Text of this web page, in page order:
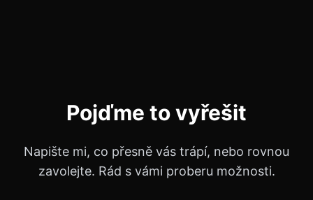
Pojďme to vyřešit
Napište mi, co přesně vás trápí, nebo rovnou
zavolejte. Rád s vámi proberu možnosti.